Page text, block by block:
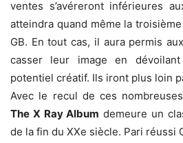
ventes s’avéreront inférieures
atteindra quand même la
GB. En tout cas, il aura permis
casser leur image en
potentiel créatif. Ils iront plus loin
Avec le recul de ces
The X Ray Album demeure un
de la fin du XXe siècle. Pari réussi